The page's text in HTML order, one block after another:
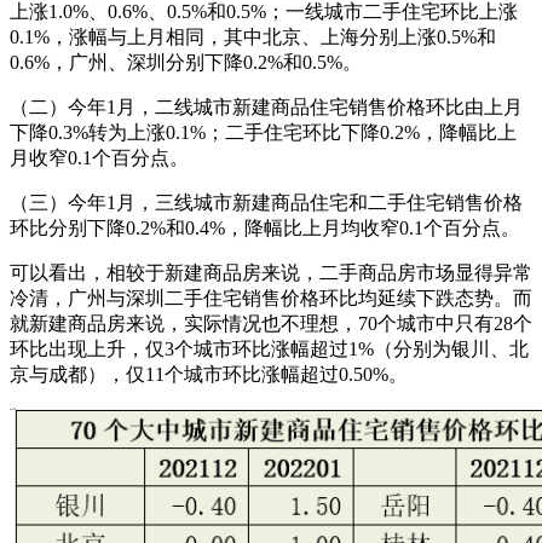
上涨1.0%、0.6%、0.5%和0.5%；一线城市二手住宅环比上涨
0.1%，涨幅与上月相同，其中北京、上海分别上涨0.5%和
0.6%，广州、深圳分别下降0.2%和0.5%。
（二）今年1月，二线城市新建商品住宅销售价格环比由上月
下降0.3%转为上涨0.1%；二手住宅环比下降0.2%，降幅比上
月收窄0.1个百分点。
（三）今年1月，三线城市新建商品住宅和二手住宅销售价格
环比分别下降0.2%和0.4%，降幅比上月均收窄0.1个百分点。
可以看出，相较于新建商品房来说，二手商品房市场显得异常
冷清，广州与深圳二手住宅销售价格环比均延续下跌态势。而
就新建商品房来说，实际情况也不理想，70个城市中只有28个
环比出现上升，仅3个城市环比涨幅超过1%（分别为银川、北
京与成都），仅11个城市环比涨幅超过0.50%。